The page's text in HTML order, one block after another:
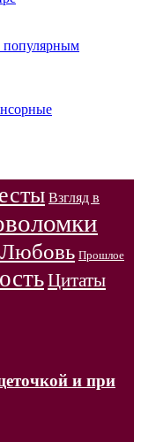
популярным
Взгляд в
Любовь Прошлое
Цитаты
и при